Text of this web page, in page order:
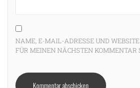
NAME, E-MAIL-ADRESSE UND
FÜR MEINEN NÄCHSTEN KOMMENTAR